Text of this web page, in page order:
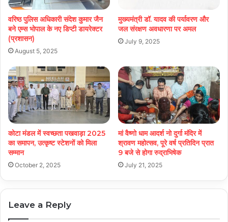
वरिष्ठ पुलिस अधिकारी संदेश कुमार जैन
बने एम्स भोपाल के नए डिप्टी डायरेक्टर
(प्रशासन)
August 5, 2025
मुख्यमंत्री डॉ. यादव की पर्यावरण और
जल संरक्षण अवधारणा पर अमल
July 9, 2025
कोटा मंडल में स्वच्छता पखवाड़ा 2025
का समापन, उत्कृष्ट स्टेशनों को मिला
सम्मान
October 2, 2025
मां वैष्णो धाम आदर्श नो दुर्गा मंदिर में
श्रावण महोत्सव, पूरे वर्ष प्रतिदिन प्रात
9 बजे से होगा रुद्राभिषेक
July 21, 2025
Leave a Reply